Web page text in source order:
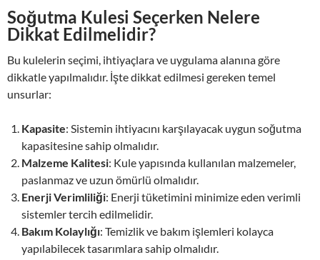
Soğutma Kulesi Seçerken Nelere
Dikkat Edilmelidir?
Bu kulelerin seçimi, ihtiyaçlara ve uygulama alanına göre
dikkatle yapılmalıdır. İşte dikkat edilmesi gereken temel
unsurlar:
Kapasite: Sistemin ihtiyacını karşılayacak uygun soğutma
kapasitesine sahip olmalıdır.
Malzeme Kalitesi: Kule yapısında kullanılan malzemeler,
paslanmaz ve uzun ömürlü olmalıdır.
Enerji Verimliliği: Enerji tüketimini minimize eden verimli
sistemler tercih edilmelidir.
Bakım Kolaylığı: Temizlik ve bakım işlemleri kolayca
yapılabilecek tasarımlara sahip olmalıdır.